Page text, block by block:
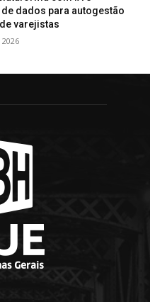
dados para autogestão
varejistas